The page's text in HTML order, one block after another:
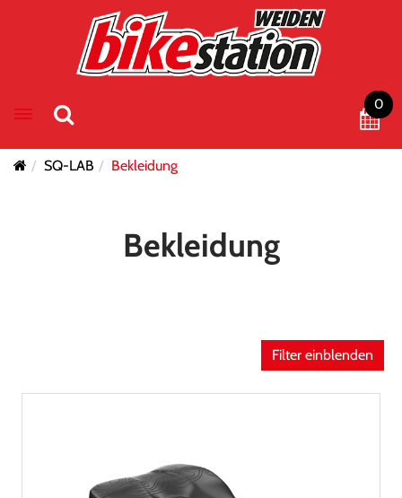
Toggle navigation
0
SQ-LAB Bekleidung
Bekleidung
Filter einblenden